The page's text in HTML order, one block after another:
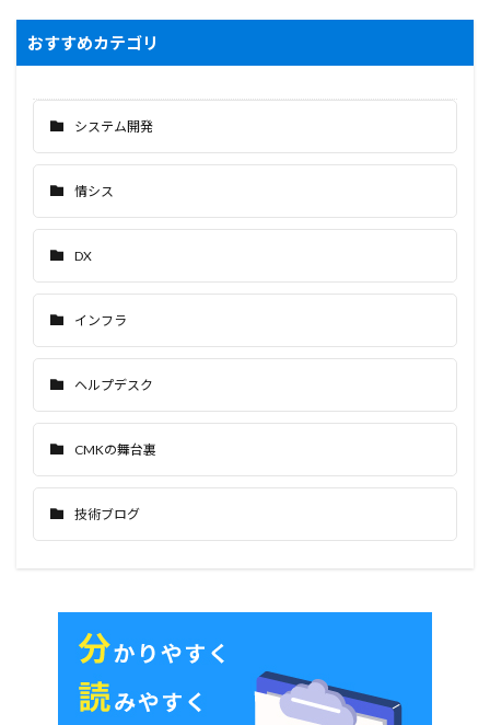
おすすめカテゴリ
システム開発
情シス
DX
インフラ
ヘルプデスク
CMKの舞台裏
技術ブログ